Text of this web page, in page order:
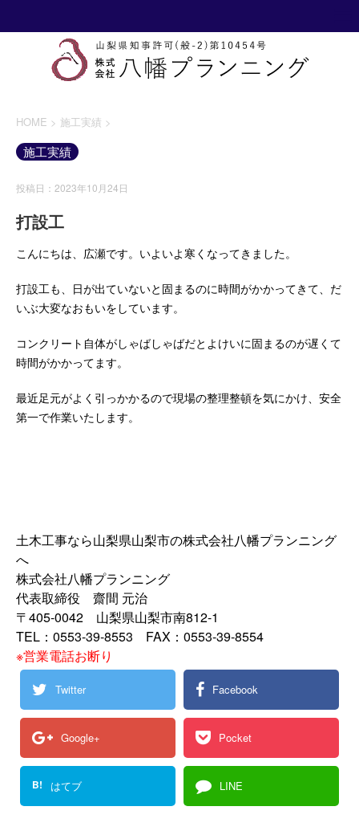
HOME > 施工実績 >
施工実績
投稿日：2023年10月24日
打設工
こんにちは、広瀬です。いよいよ寒くなってきました。
打設工も、日が出ていないと固まるのに時間がかかってきて、だ
いぶ大変なおもいをしています。
コンクリート自体がしゃばしゃばだとよけいに固まるのが遅くて
時間がかかってます。
最近足元がよく引っかかるので現場の整理整頓を気にかけ、安全
第一で作業いたします。
土木工事なら山梨県山梨市の株式会社八幡プランニング
へ
株式会社八幡プランニング
代表取締役 齋間 元治
〒405-0042 山梨県山梨市南812-1
TEL：0553-39-8553 FAX：0553-39-8554
※営業電話お断り
Twitter Facebook
Google+ Pocket
B! はてブ LINE